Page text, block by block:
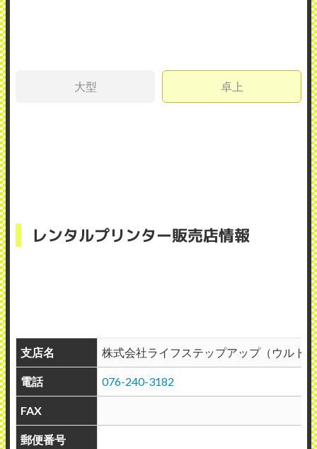
大型 卓上
レンタルプリンター販売店情報
支店名 株式会社ライフステップアップ（ウルト
電話 076-240-3182
FAX
郵便番号